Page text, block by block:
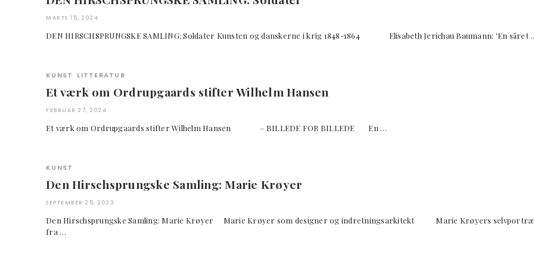
MARTS 15, 2024
DEN HIRSCHSPRUNGSKE SAMLING: Soldater Kunsten og danskerne i krig 1848-1864 Elisabeth Jerichau Baumann: 'En såret
KUNST LITTERATUR
Et værk om Ordrupgaards stifter Wilhelm Hansen
FEBRUAR 27, 2024
Et værk om Ordrupgaards stifter Wilhelm Hansen – BILLEDE FOR BILLEDE En …
KUNST
Den Hirschsprungske Samling: Marie Krøyer
SEPTEMBER 25, 2023
Den Hirschsprungske Samling: Marie Krøyer Marie Krøyer som designer og indretningsarkitekt Marie Krøyers
fra …